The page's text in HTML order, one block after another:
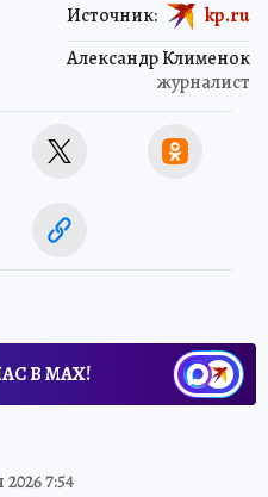
Александр Клименок
журналист
Источник: kp.ru
В МАХ!
7:54